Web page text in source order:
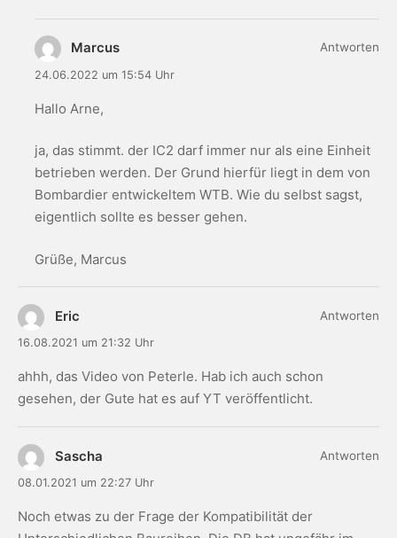
Marcus
24.06.2022 um 15:54 Uhr
Hallo Arne,
ja, das stimmt. der IC2 darf immer nur als eine Einheit
betrieben werden. Der Grund hierfür liegt in dem von
Bombardier entwickeltem WTB. Wie du selbst sagst,
eigentlich sollte es besser gehen.
Grüße, Marcus
Antworten
Eric
16.08.2021 um 21:32 Uhr
ahhh, das Video von Peterle. Hab ich auch schon
gesehen, der Gute hat es auf YT veröffentlicht.
Antworten
Sascha
08.01.2021 um 22:27 Uhr
Noch etwas zu der Frage der Kompatibilität der
Antworten